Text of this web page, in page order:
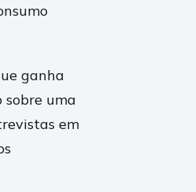
ganha
uma
em